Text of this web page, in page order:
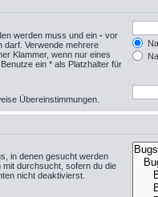
werden muss und ein - vor
darf. Verwende mehrere
Klammer, wenn nur eines
ein * als Platzhalter für
Übereinstimmungen.
in denen gesucht werden
durchsucht, sofern du die
nicht deaktivierst.